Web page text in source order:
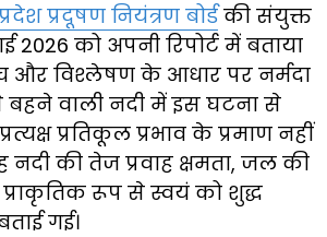
प्रदूषण नियंत्रण बोर्डकी संयुक्त
2026 को अपनी रिपोर्ट में बताया
और विश्लेषण के आधार पर नर्मदा
वाली नदी में इस घटना से
प्रतिकूल प्रभाव के प्रमाण नहीं
की तेज प्रवाह क्षमता, जल की
रूप से स्वयं को शुद्ध
गई।